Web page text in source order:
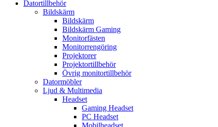
Datortillbehör
Bildskärm
Bildskärm
Bildskärm Gaming
Monitorfästen
Monitorrengöring
Projektorer
Projektortillbehör
Övrig monitortillbehör
Datormöbler
Ljud & Multimedia
Headset
Gaming Headset
PC Headset
Mobilheadset